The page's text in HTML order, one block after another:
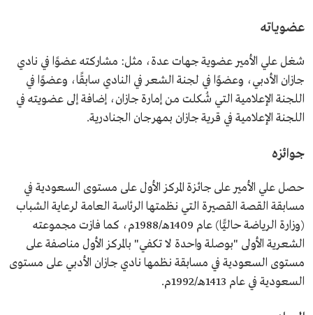
عضوياته
شغل علي الأمير عضوية جهات عدة، مثل: مشاركته عضوًا في نادي
جازان الأدبي، وعضوًا في لجنة الشعر في النادي سابقًا، وعضوًا في
اللجنة الإعلامية التي شُكلت من إمارة جازان، إضافة إلى عضويته في
اللجنة الإعلامية في قرية جازان بمهرجان الجنادرية.
جوائزه
حصل علي الأمير على جائزة المركز الأول على مستوى السعودية في
مسابقة القصة القصيرة التي نظمتها الرئاسة العامة لرعاية الشباب
(وزارة الرياضة حاليًّا) عام 1409هـ/1988م، كما فازت مجموعته
الشعرية الأولى "بوصلة واحدة لا تكفي" بالمركز الأول مناصفة على
مستوى السعودية في مسابقة نظمها نادي جازان الأدبي على مستوى
السعودية في عام 1413هـ/1992م.